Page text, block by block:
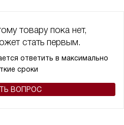
товару пока нет,
стать первым.
ответить в максимально
сроки
ВОПРОС